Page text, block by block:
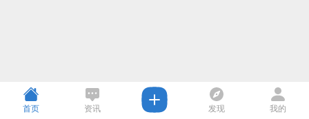
首页 资讯 发现 我的